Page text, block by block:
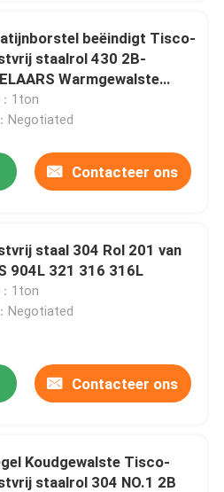
beëindigt Tisco-
staalrol 430 2B-
Warmgewalste
1ton
Negotiated
Contacteer ons
staal 304 Rol 201 van
904L 321 316 316L
1ton
Negotiated
Contacteer ons
Koudgewalste Tisco-
staalrol 304 NO.1 2B